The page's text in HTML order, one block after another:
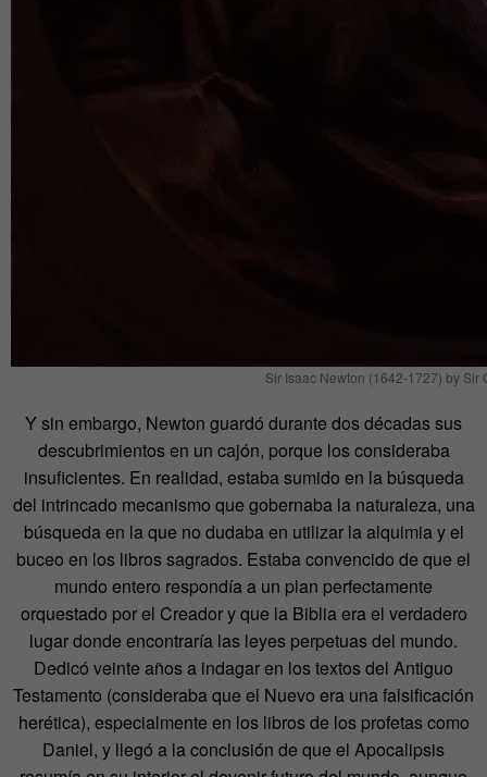
Sir Isaac Newton (1642-1727) by Sir
Y sin embargo, Newton guardó durante dos décadas sus
descubrimientos en un cajón, porque los consideraba
insuficientes. En realidad, estaba sumido en la búsqueda
del intrincado mecanismo que gobernaba la naturaleza, una
búsqueda en la que no dudaba en utilizar la alquimia y el
buceo en los libros sagrados. Estaba convencido de que el
mundo entero respondía a un plan perfectamente
orquestado por el Creador y que la Biblia era el verdadero
lugar donde encontraría las leyes perpetuas del mundo.
Dedicó veinte años a indagar en los textos del Antiguo
Testamento (consideraba que el Nuevo era una falsificación
herética), especialmente en los libros de los profetas como
Daniel, y llegó a la conclusión de que el Apocalipsis